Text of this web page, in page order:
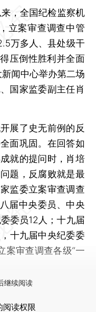
，全国纪检监察机
立案审查调查中管
万多人、县处级干
压倒性胜利并全面
闻中心举办第二场
国家监委副主任肖
了史无前例的反
面巩固。在回答如
就的提问时，肖培
题，反腐败就是最
监委立案审查调查
届中央委员、中央
委员12人；十九届
十九届中央纪委委
案审查调查各级“一
继续阅读
阅读权限